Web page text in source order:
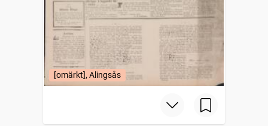
[omärkt], Alingsås